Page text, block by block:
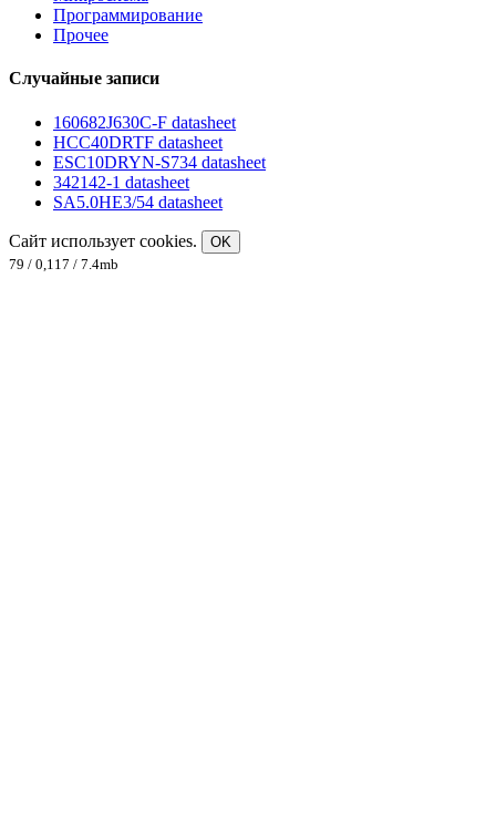
Программирование
Прочее
Случайные записи
160682J630C-F datasheet
HCC40DRTF datasheet
ESC10DRYN-S734 datasheet
342142-1 datasheet
SA5.0HE3/54 datasheet
Сайт использует cookies.
OK
79 / 0,117 / 7.4mb